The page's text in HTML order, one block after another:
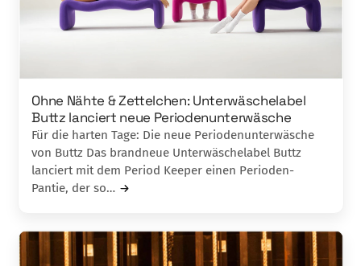
Ohne Nähte & Zettelchen: Unterwäschelabel
Buttz lanciert neue Periodenunterwäsche
Für die harten Tage: Die neue Periodenunterwäsche
von Buttz Das brandneue Unterwäschelabel Buttz
lanciert mit dem Period Keeper einen Perioden-
Pantie, der so…